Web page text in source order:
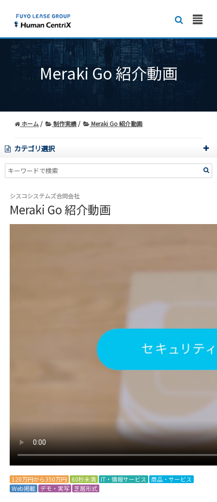
Meraki Go 紹介動画
ホーム 制作実績 Meraki Go 紹介動画
カテゴリ選択
シスコシステムズ合同会社
Meraki Go 紹介動画
120万円から350万円 60秒未満 IT・情報サービス
商品・サービス
Web掲載
デモ・実写 芝居形式